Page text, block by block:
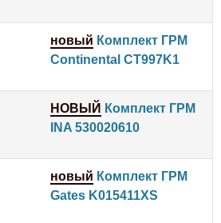
новый Комплект ГРМ
Continental CT997K1
НОВЫЙ Комплект ГРМ
INA 530020610
новый Комплект ГРМ
Gates K015411XS